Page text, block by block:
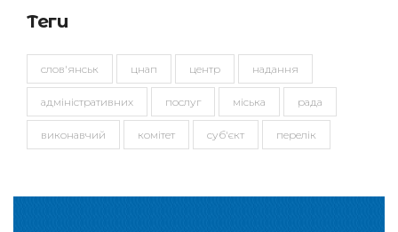
Теги
слов'янськ цнап центр надання
адміністративних послуг міська рада
виконавчий комітет суб'єкт перелік